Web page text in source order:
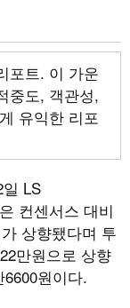
포트. 이 가운
중도, 객관성,
유익한 리포
LS
컨센서스 대비
상향됐다며 투
만원으로 상향
원이다.